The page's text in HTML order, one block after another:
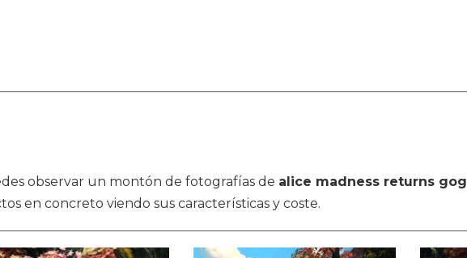
observar un montón de fotografías de alice madness returns gog
en concreto viendo sus características y coste.